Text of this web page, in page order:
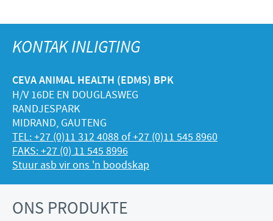
KONTAK INLIGTING
CEVA ANIMAL HEALTH (EDMS) BPK
H/V 16DE EN DOUGLASWEG
RANDJESPARK
MIDRAND, GAUTENG
TEL: +27 (0)11 312 4088 of +27 (0)11 545 8960
FAKS: +27 (0) 11 545 8996
Stuur asb vir ons 'n boodskap
ONS PRODUKTE